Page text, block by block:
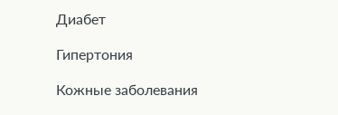
Диабет
Гипертония
Кожные заболевания